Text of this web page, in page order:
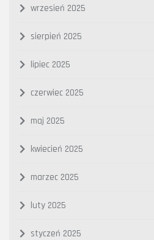
wrzesień 2025
sierpień 2025
lipiec 2025
czerwiec 2025
maj 2025
kwiecień 2025
marzec 2025
luty 2025
styczeń 2025